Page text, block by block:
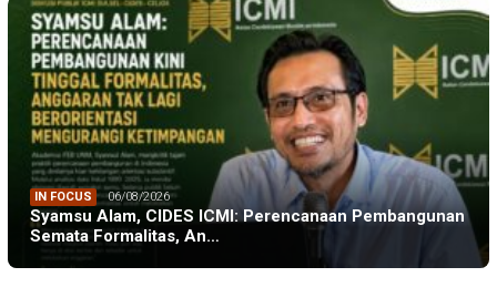
IN FOCUS 06/08/2026
Syamsu Alam, CIDES ICMI: Perencanaan Pembangunan
Semata Formalitas, An…